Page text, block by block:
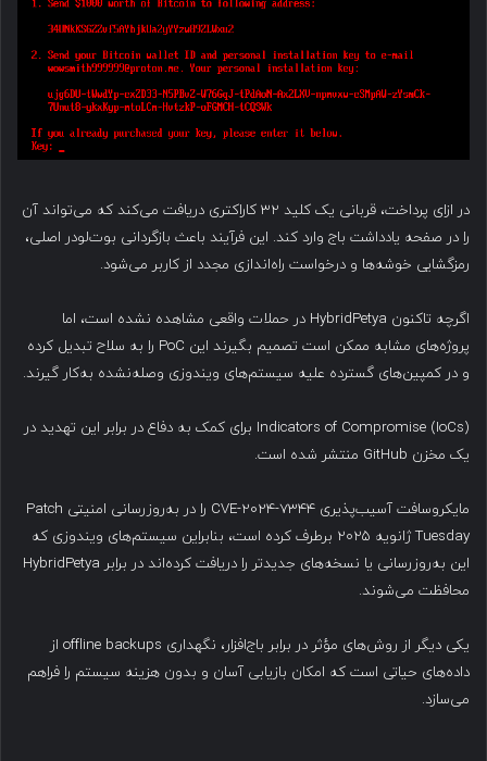
در ازای پرداخت، قربانی یک کلید ۳۲ کاراکتری دریافت می‌کند که می‌تواند آن
را در صفحه یادداشت باج وارد کند. این فرآیند باعث بازگردانی بوت‌لودر اصلی،
رمزگشایی خوشه‌ها و درخواست راه‌اندازی مجدد از کاربر می‌شود.
اگرچه تاکنون HybridPetya در حملات واقعی مشاهده نشده است، اما
پروژه‌های مشابه ممکن است تصمیم بگیرند این PoC را به سلاح تبدیل کرده
و در کمپین‌های گسترده علیه سیستم‌های ویندوزی وصله‌نشده به‌کار گیرند.
Indicators of Compromise (IoCs) برای کمک به دفاع در برابر این تهدید در
یک مخزن GitHub منتشر شده است.
مایکروسافت آسیب‌پذیری CVE-2024-7344 را در به‌روزرسانی امنیتی Patch
Tuesday ژانویه ۲۰۲۵ برطرف کرده است، بنابراین سیستم‌های ویندوزی که
این به‌روزرسانی یا نسخه‌های جدیدتر را دریافت کرده‌اند در برابر HybridPetya
محافظت می‌شوند.
یکی دیگر از روش‌های مؤثر در برابر باج‌افزار، نگهداری offline backups از
داده‌های حیاتی است که امکان بازیابی آسان و بدون هزینه سیستم را فراهم
می‌سازد.